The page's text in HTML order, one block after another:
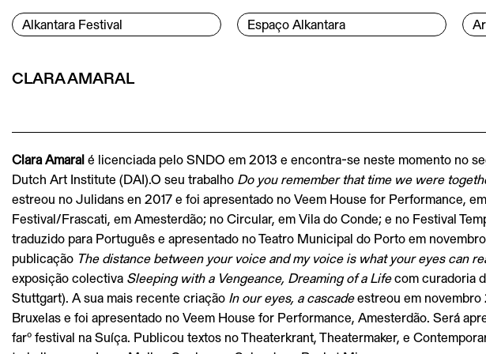
Menu Principal
Alkantara Festival Espaço Alkantara
Conteúdo principal
CLARA AMARAL
Clara Amaralé licenciada pelo SNDO em 2013 e encontra-se neste momento no
Dutch Art Institute (DAI).O seu trabalho Do you remember that time we were
estreou no Julidans en 2017 e foi apresentado no Veem House for Performance,
Festival/Frascati, em Amesterdão; no Circular, em Vila do Conde; e no Festival
traduzido para Português e apresentado no Teatro Municipal do Porto em
publicação The distance between your voice and my voice is what your eyes can
exposição colectiva Sleeping with a Vengeance, Dreaming of a Lifecom curadoria
Stuttgart). A sua mais recente criação In our eyes, a cascadeestreou em
Bruxelas e foi apresentado no Veem House for Performance, Amesterdão. Será
farº festival na Suíça. Publicou textos no Theaterkrant, Theatermaker, e